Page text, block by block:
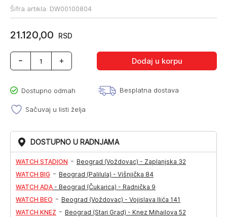
Šifra artikla: DW00100804
21.120,00 RSD
Daniel
Wellington
Oval
Mini
količina
Dodaj u korpu
Dostupno odmah Besplatna dostava
Sačuvaj u listi želja
DOSTUPNO U RADNJAMA
WATCH STADION - Beograd (Voždovac) - Zaplanjska 32
WATCH BIG - Beograd (Palilula) - Višnjička 84
WATCH ADA - Beograd (Čukarica) - Radnička 9
WATCH BEO - Beograd (Voždovac) - Vojislava Ilića 141
WATCH KNEZ - Beograd (Stari Grad) - Knez Mihailova 52